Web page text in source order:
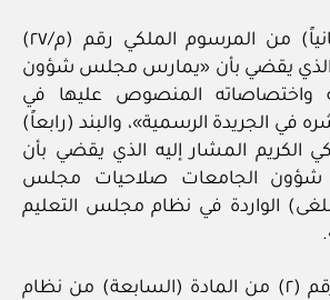
وبناءً على البند (ثانياً) من المرسوم الملكي رقم (م/٢٧)
٢ /٣/ ١٤٤١هـ، الذي يقضي بأن «يمارس مجلس شؤون
واختصاصاته المنصوص عليها في
في الجريدة الرسمية»، والبند (رابعاً)
الكريم المشار إليه الذي يقضي بأن
الجامعات صلاحيات مجلس
الواردة في نظام مجلس التعليم
وبناءً على الفقرة رقم (٢) من المادة (السابعة) من نظام